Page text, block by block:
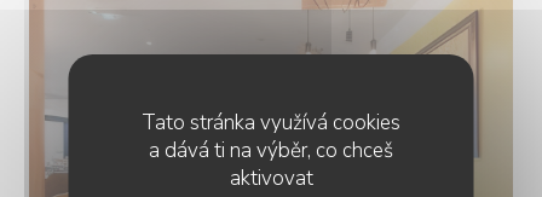
Tato stránka využívá cookies
a dává ti na výběr, co chceš
aktivovat